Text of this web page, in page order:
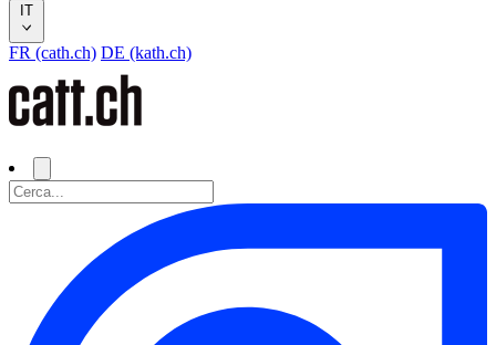
IT
FR (cath.ch) DE (kath.ch)